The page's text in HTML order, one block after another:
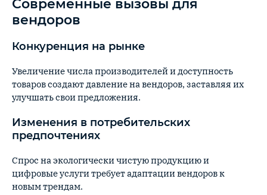
Современные вызовы для
вендоров
Конкуренция на рынке
Увеличение числа производителей и доступность
товаров создают давление на вендоров, заставляя их
улучшать свои предложения.
Изменения в потребительских
предпочтениях
Спрос на экологически чистую продукцию и
цифровые услуги требует адаптации вендоров к
новым трендам.